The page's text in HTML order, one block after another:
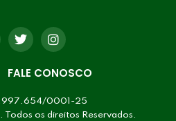
FALE CONOSCO
0001-25
os direitos Reservados.